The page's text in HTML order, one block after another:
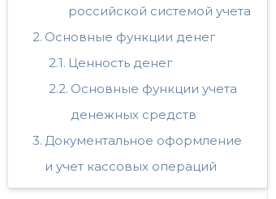
российской системой учета
Основные функции денег
Ценность денег
Основные функции учета
денежных средств
Документальное оформление
и учет кассовых операций